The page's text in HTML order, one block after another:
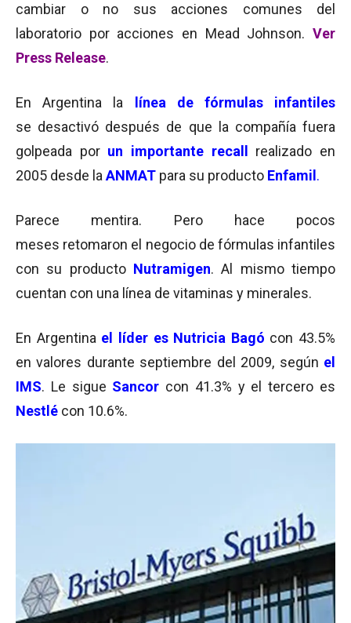
cambiar o no sus acciones comunes del
laboratorio por acciones en Mead Johnson. Ver
Press Release.
En Argentina la línea de fórmulas infantiles
se desactivó después de que la compañía fuera
golpeada por un importante recall
realizado en
2005 desde la ANMAT para su producto Enfamil .
Parece mentira. Pero hace pocos
meses retomaron el negocio de fórmulas infantiles
con su producto Nutramigen. Al mismo tiempo
cuentan con una línea de vitaminas y minerales.
En Argentina el líder es Nutricia Bagó con 43.5%
en valores durante septiembre del 2009, según el
IMS. Le sigue Sancor con 41.3% y el tercero es
Nestlé con 10.6%.